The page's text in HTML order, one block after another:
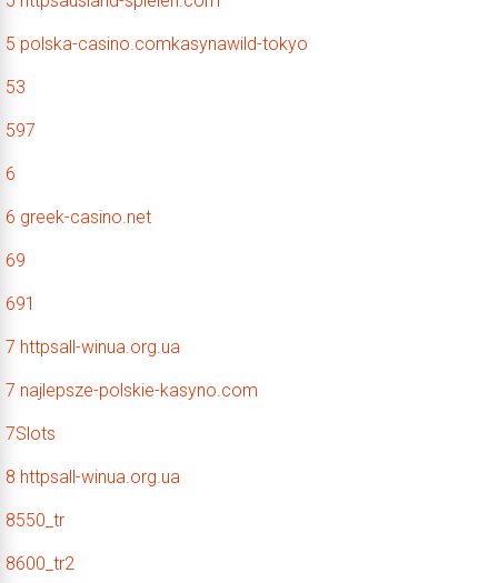
5 polska-casino.comkasynawild-tokyo
53
597
6
6 greek-casino.net
69
691
7 httpsall-winua.org.ua
7 najlepsze-polskie-kasyno.com
7Slots
8 httpsall-winua.org.ua
8550_tr
8600_tr2